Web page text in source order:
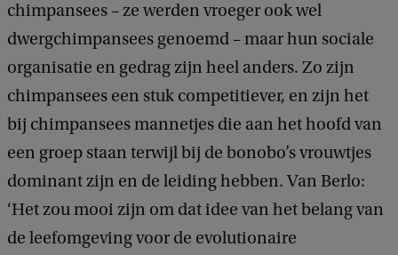
chimpansees – ze werden vroeger ook wel
dwergchimpansees genoemd – maar hun sociale
organisatie en gedrag zijn heel anders. Zo zijn
chimpansees een stuk competitiever, en zijn het
bij chimpansees mannetjes die aan het hoofd van
een groep staan terwijl bij de bonobo’s vrouwtjes
dominant zijn en de leiding hebben. Van Berlo:
‘Het zou mooi zijn om dat idee van het belang van
de leefomgeving voor de evolutionaire